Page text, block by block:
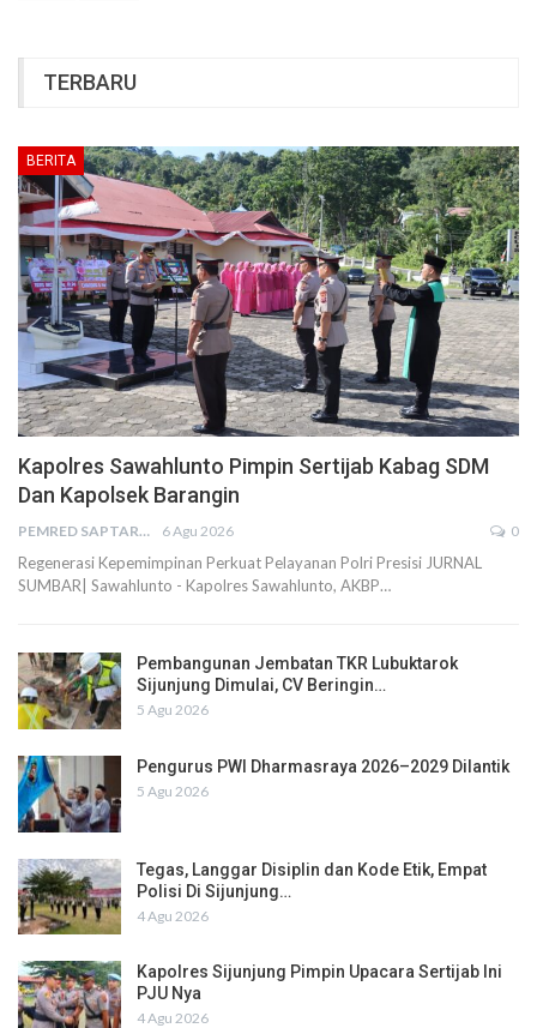
TERBARU
BERITA
Kapolres Sawahlunto Pimpin Sertijab Kabag SDM
Dan Kapolsek Barangin
PEMRED SAPTARIUS 6 Agu 2026 0
Regenerasi Kepemimpinan Perkuat Pelayanan Polri Presisi JURNAL
SUMBAR| Sawahlunto - Kapolres Sawahlunto, AKBP…
Pembangunan Jembatan TKR Lubuktarok
Sijunjung Dimulai, CV Beringin…
5 Agu 2026
Pengurus PWI Dharmasraya 2026–2029 Dilantik
5 Agu 2026
Tegas, Langgar Disiplin dan Kode Etik, Empat
Polisi Di Sijunjung…
4 Agu 2026
Kapolres Sijunjung Pimpin Upacara Sertijab Ini
PJU Nya
4 Agu 2026